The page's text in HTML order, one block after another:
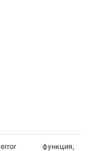
error
функция,